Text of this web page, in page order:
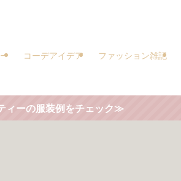
コーデアイデア ファッション雑記
ィーの服装例をチェック≫